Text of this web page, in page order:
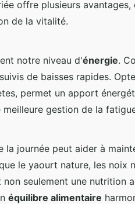
offre plusieurs avantages,
de la vitalité.
notre niveau d'énergie.
de baisses rapides.
permet un apport
gestion de la
journée peut aider à
le yaourt nature, les noix
seulement une nutrition
équilibre alimentaire